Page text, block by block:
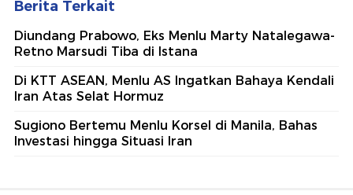
Berita Terkait
Diundang Prabowo, Eks Menlu Marty Natalegawa-
Retno Marsudi Tiba di Istana
Di KTT ASEAN, Menlu AS Ingatkan Bahaya Kendali
Iran Atas Selat Hormuz
Sugiono Bertemu Menlu Korsel di Manila, Bahas
Investasi hingga Situasi Iran